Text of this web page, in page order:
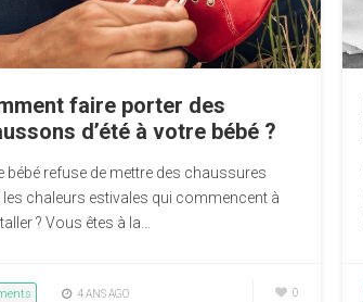
faire porter des
d’été à votre bébé ?
bébé refuse de mettre des chaussures
les chaleurs estivales qui commencent à
? Vous êtes à la…
4 ANS AGO 0